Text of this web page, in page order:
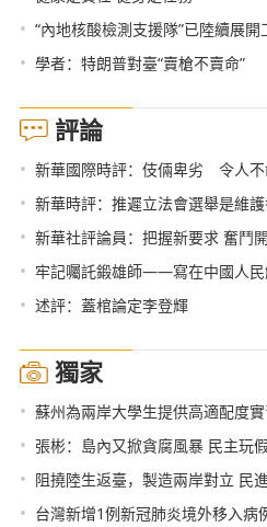
• “內地核酸檢測支援隊”已陸續展
• 學者：特朗普對臺“賣槍不賣命”
評論
• 新華國際時評：伎倆卑劣 令人不齒——看
• 新華時評：推遲立法會選舉是維護香港市民健
• 新華社評論員：把握新要求 奮鬥
• 牢記囑託鍛雄師——寫在中國人民
• 述評：蓋棺論定李登輝
獨家
• 蘇州為兩岸大學生提供高適配度實
• 張彬：島內又掀貪腐風暴 民主玩
• 阻撓陸生返臺，製造兩岸對立 民
• 台灣新增1例新冠肺炎境外移入病